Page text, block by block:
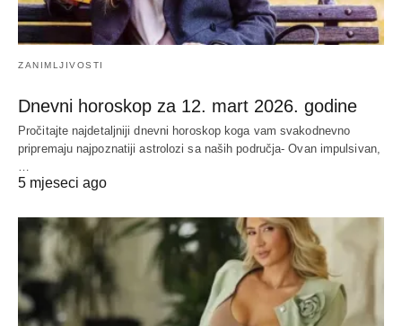
ZANIMLJIVOSTI
Dnevni horoskop za 12. mart 2026. godine
Pročitajte najdetaljniji dnevni horoskop koga vam svakodnevno
pripremaju najpoznatiji astrolozi sa naših područja- Ovan impulsivan,
5 mjeseci ago